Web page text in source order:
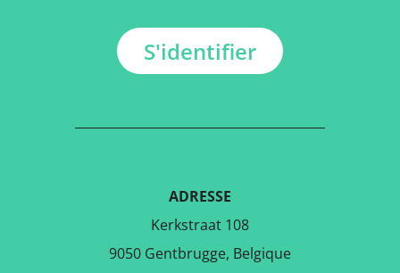
S'identifier
ADRESSE
Kerkstraat 108
9050 Gentbrugge, Belgique